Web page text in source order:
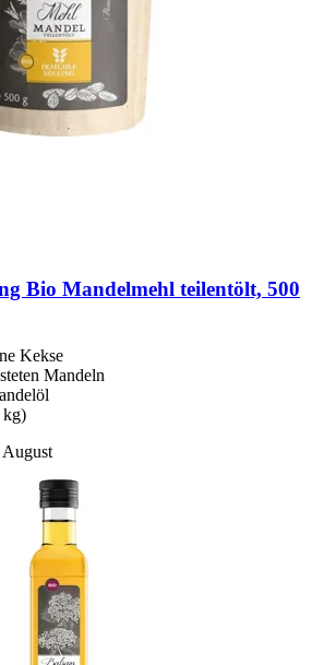
Bio Mandelmehl teilentölt, 500
Kekse
Mandeln
kg)